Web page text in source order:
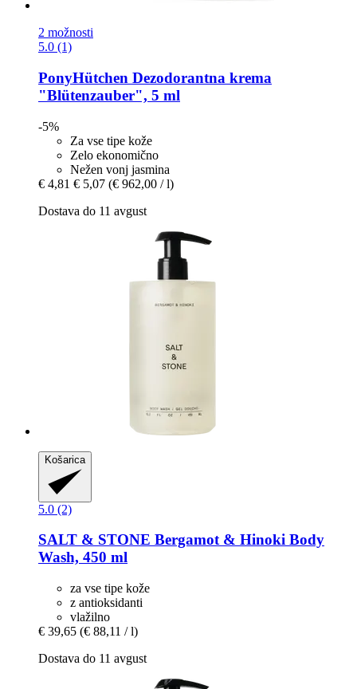
2 možnosti
5.0 (1)
PonyHütchen Dezodorantna krema
"Blütenzauber", 5 ml
-5%
Za vse tipe kože
Zelo ekonomično
Nežen vonj jasmina
€ 4,81 € 5,07 (€ 962,00 / l)
Dostava do 11 avgust
Košarica
5.0 (2)
SALT & STONE Bergamot & Hinoki Body
Wash, 450 ml
za vse tipe kože
z antioksidanti
vlažilno
€ 39,65 (€ 88,11 / l)
Dostava do 11 avgust